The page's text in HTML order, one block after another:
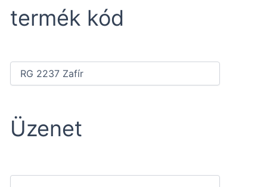
termék kód
Üzenet